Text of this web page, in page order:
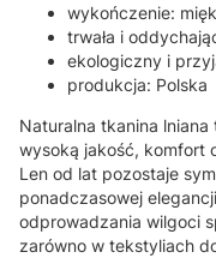
wykończenie:
trwała i
ekologiczny i
produkcja: Polska
Naturalna tkanina
wysoką jakość, komfort
Len od lat pozostaje
ponadczasowej
odprowadzania wilgoci
zarówno w tekstyliach